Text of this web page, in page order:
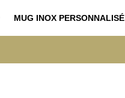
MUG INOX PERSONNALISÉ